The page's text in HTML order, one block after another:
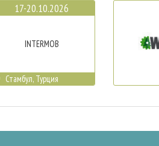
17-20.10.2026
INTERMOB
Стамбул, Турция